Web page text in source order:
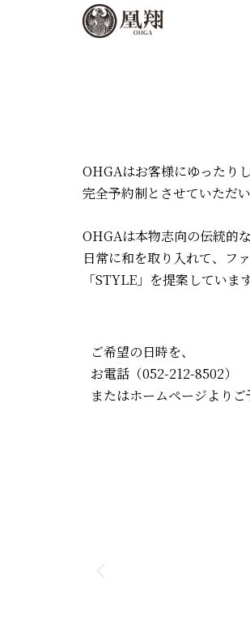
OHGAはお客様にゆったり
完全予約制とさせていただい
OHGAは本物志向の伝統的
日常に和を取り入れて、フ
「STYLE」を提案しています
ご希望の日時を、
お電話（052-212-8502）
またはホームページよりご